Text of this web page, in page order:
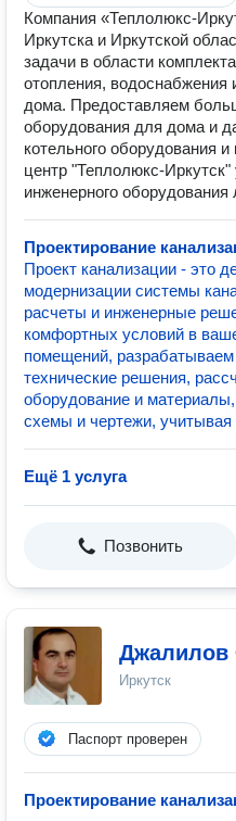
Компания «Теплолюкс-
Иркутска и Иркутской
задачи в области
отопления, водоснабжения
дома. Предоставляем
оборудования для дома и
котельного оборудования
центр "Теплолюкс-Иркутск"
инженерного
Проектирование
Проект канализации - это
модернизации системы
расчеты и инженерные
комфортных условий в
помещений,
технические решения,
оборудование и
схемы и чертежи,
Ещё 1 услуга
Позвонить
Джалилов
Иркутск
Паспорт проверен
Проектирование